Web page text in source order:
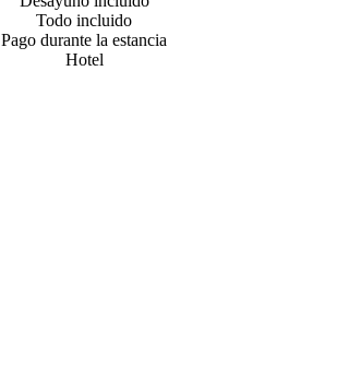
Todo incluido
Pago durante la estancia
Hotel